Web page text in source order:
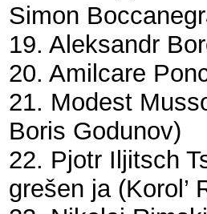
Simon
19. Aleksandr
20. Amilcare
21. Modest
Boris Godunov)
22. Pjotr Iljitsch
grešen ja (Korol’